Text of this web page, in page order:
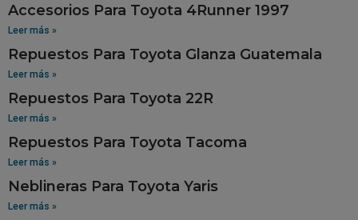
Accesorios Para Toyota 4Runner 1997
Leer más »
Repuestos Para Toyota Glanza Guatemala
Leer más »
Repuestos Para Toyota 22R
Leer más »
Repuestos Para Toyota Tacoma
Leer más »
Neblineras Para Toyota Yaris
Leer más »